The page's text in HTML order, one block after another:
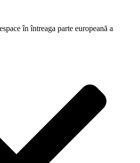
în întreaga parte europeană a